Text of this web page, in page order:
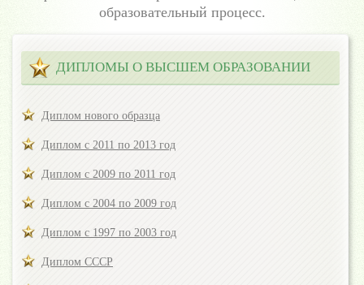
образовательный процесс.
ДИПЛОМЫ О ВЫСШЕМ ОБРАЗОВАНИИ
Диплом нового образца
Диплом с 2011 по 2013 год
Диплом с 2009 по 2011 год
Диплом с 2004 по 2009 год
Диплом с 1997 по 2003 год
Диплом СССР